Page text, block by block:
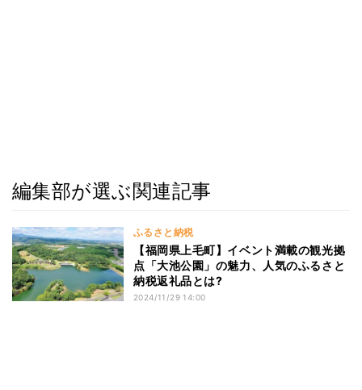
編集部が選ぶ関連記事
ふるさと納税
【福岡県上毛町】イベント満載の観光拠
点「大池公園」の魅力、人気のふるさと
納税返礼品とは?
2024/11/29 14:00